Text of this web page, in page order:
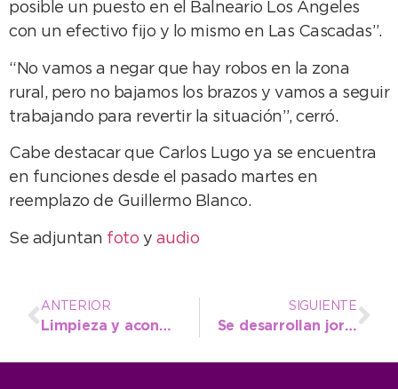
posible un puesto en el Balneario Los Angeles
con un efectivo fijo y lo mismo en Las Cascadas”.
“No vamos a negar que hay robos en la zona
rural, pero no bajamos los brazos y vamos a seguir
trabajando para revertir la situación”, cerró.
Cabe destacar que Carlos Lugo ya se encuentra
en funciones desde el pasado martes en
reemplazo de Guillermo Blanco.
Se adjuntan foto y audio
ANTERIOR
Limpieza y acondicionamiento de arterias en el parque y la playa
SIGUIENTE
Se desarrollan jornadas del Parlamento Juvenil del Mercosur en el Municipio